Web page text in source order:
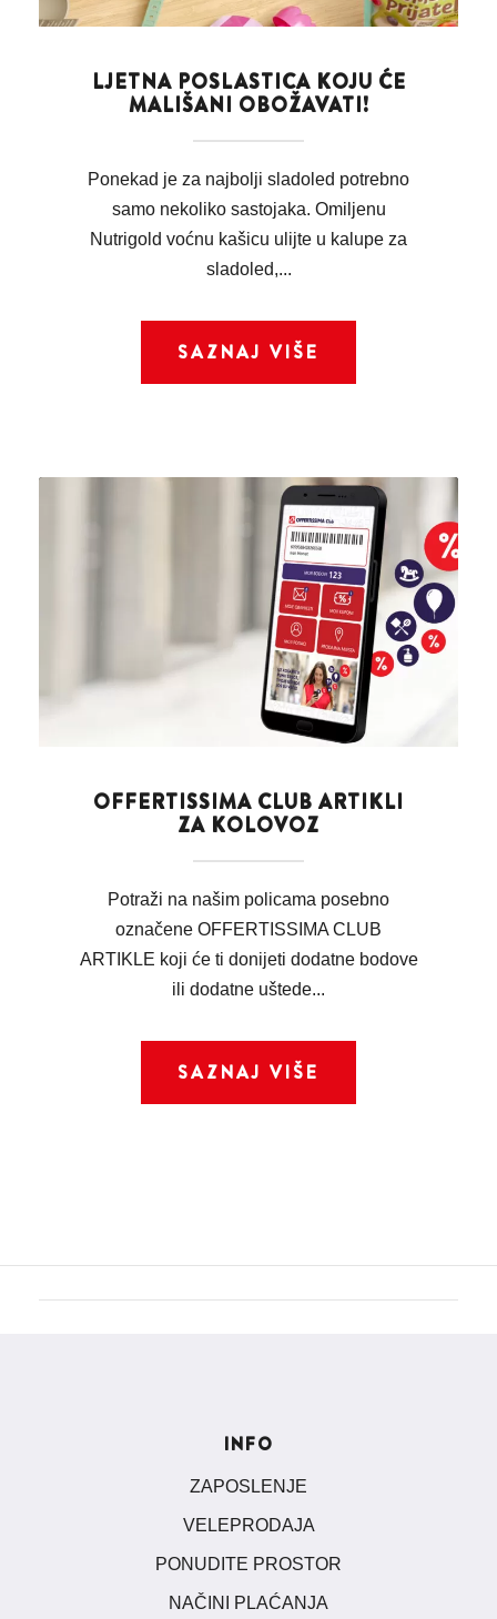
LJETNA POSLASTICA KOJU ĆE
MALIŠANI OBOŽAVATI!
Ponekad je za najbolji sladoled potrebno
samo nekoliko sastojaka. Omiljenu
Nutrigold voćnu kašicu ulijte u kalupe za
sladoled,...
SAZNAJ VIŠE
OFFERTISSIMA CLUB ARTIKLI
ZA KOLOVOZ
Potraži na našim policama posebno
označene OFFERTISSIMA CLUB
ARTIKLE koji će ti donijeti dodatne bodove
ili dodatne uštede...
SAZNAJ VIŠE
INFO
ZAPOSLENJE
VELEPRODAJA
PONUDITE PROSTOR
NAČINI PLAĆANJA